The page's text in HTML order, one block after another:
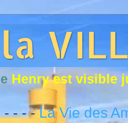
e Henry est visi b e j
- - - -La Vie des